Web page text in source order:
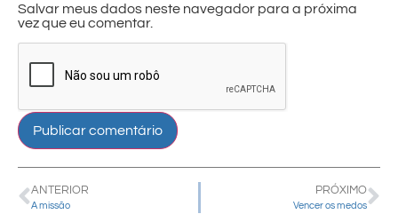
Salvar meus dados neste navegador para a próxima
vez que eu comentar.
ANTERIOR
A missão
PRÓXIMO
Vencer os medos